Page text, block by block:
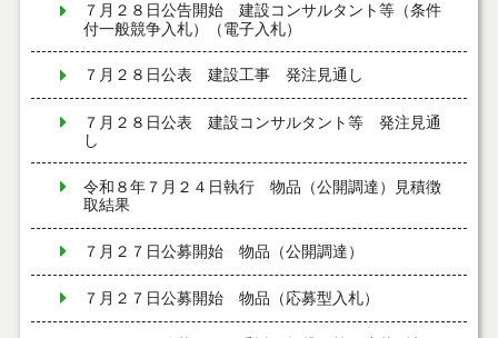
７月２８日公告開始 建設コンサルタント等（条件
付一般競争入札）（電子入札）
７月２８日公表 建設工事 発注見通し
７月２８日公表 建設コンサルタント等 発注見通
し
令和８年７月２４日執行 物品（公開調達）見積徴
取結果
７月２７日公募開始 物品（公開調達）
７月２７日公募開始 物品（応募型入札）